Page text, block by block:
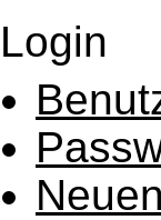
Login